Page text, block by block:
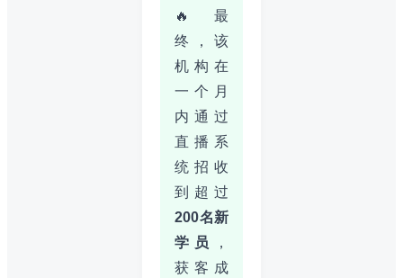
🔥 最
终，该
机构在
一个月
内通过
直播系
统招收
到超过
200名新
学员
，
获客成